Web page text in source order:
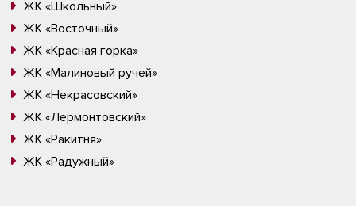
ЖК «Школьный»
ЖК «Восточный»
ЖК «Красная горка»
ЖК «Малиновый ручей»
ЖК «Некрасовский»
ЖК «Лермонтовский»
ЖК «Ракитня»
ЖК «Радужный»